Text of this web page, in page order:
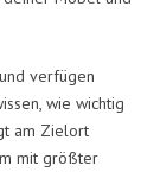
verfügen
wie wichtig
am Zielort
mit größter